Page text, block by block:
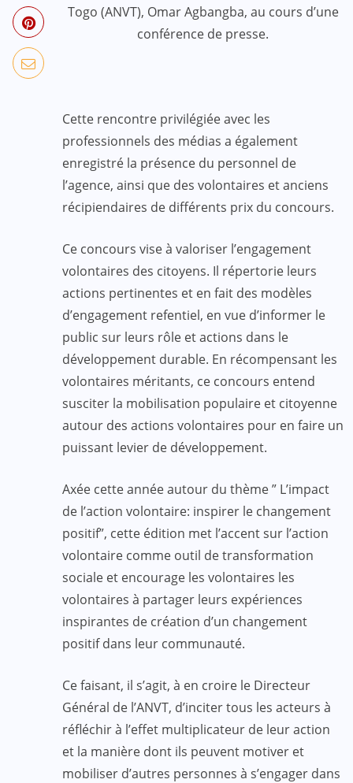
Togo (ANVT), Omar Agbangba, au cours d’une
conférence de presse.
Cette rencontre privilégiée avec les
professionnels des médias a également
enregistré la présence du personnel de
l’agence, ainsi que des volontaires et anciens
récipiendaires de différents prix du concours.
Ce concours vise à valoriser l’engagement
volontaires des citoyens. Il répertorie leurs
actions pertinentes et en fait des modèles
d’engagement refentiel, en vue d’informer le
public sur leurs rôle et actions dans le
développement durable. En récompensant les
volontaires méritants, ce concours entend
susciter la mobilisation populaire et citoyenne
autour des actions volontaires pour en faire un
puissant levier de développement.
Axée cette année autour du thème ” L’impact
de l’action volontaire: inspirer le changement
positif”, cette édition met l’accent sur l’action
volontaire comme outil de transformation
sociale et encourage les volontaires les
volontaires à partager leurs expériences
inspirantes de création d’un changement
positif dans leur communauté.
Ce faisant, il s’agit, à en croire le Directeur
Général de l’ANVT, d’inciter tous les acteurs à
réfléchir à l’effet multiplicateur de leur action
et la manière dont ils peuvent motiver et
mobiliser d’autres personnes à s’engager dans